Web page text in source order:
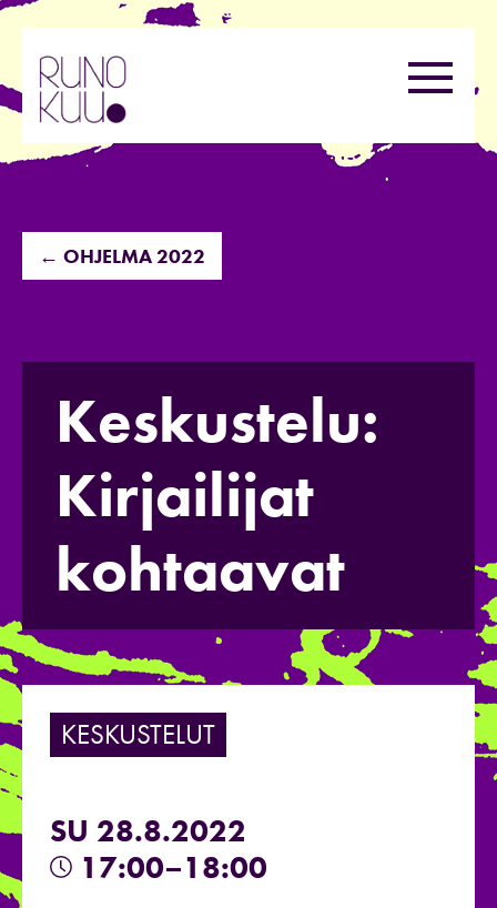
sisältöön
← OHJELMA 2022
Keskustelu:
Kirjailijat
kohtaavat
KESKUSTELUT
SU 28.8.2022
17:00–18:00